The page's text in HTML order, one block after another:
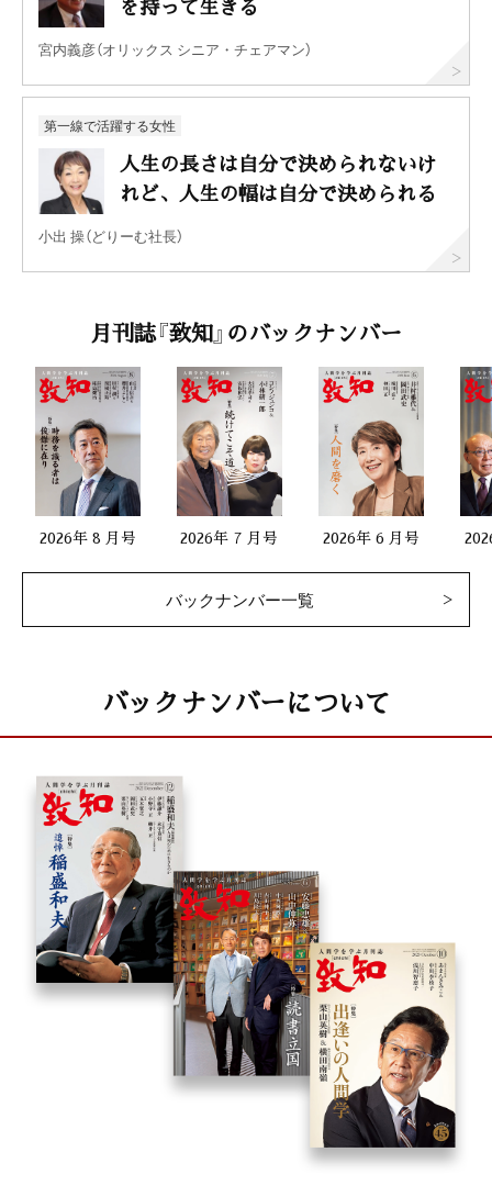
を持って生きる
宮内義彦（オリックス シニア・チェアマン）
第一線で活躍する女性
人生の長さは自分で決められないけ
れど、人生の幅は自分で決められる
小出 操（どりーむ社長）
月刊誌『致知』のバックナンバー
2026年 8 月号 2026年 7 月号 2026年 6 月号
バックナンバー一覧
バックナンバーについて